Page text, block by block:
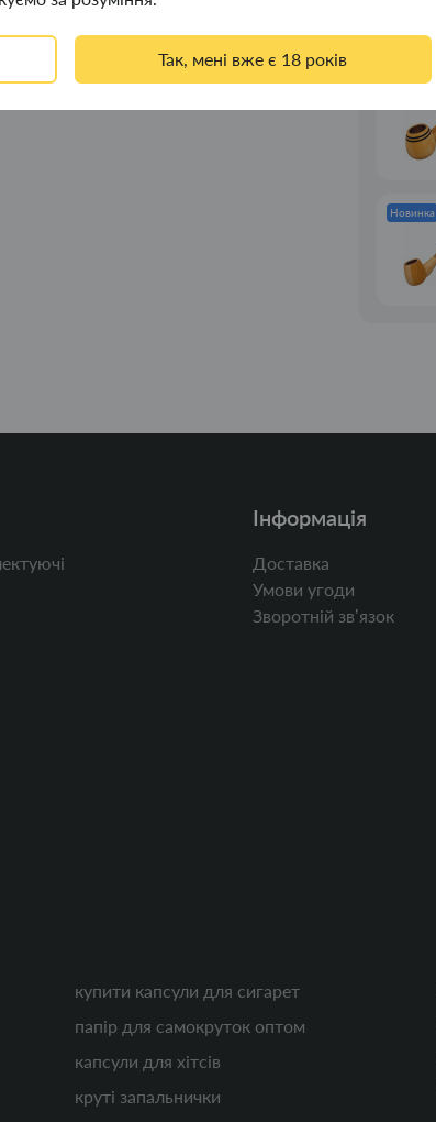
Так, мені вже є 18 років
Новинка
Новинка
Інформація
Доставка
Умови угоди
Зворотній звʼязок
купити капсули для сигарет
папір для самокруток оптом
капсули для хітсів
круті запальнички